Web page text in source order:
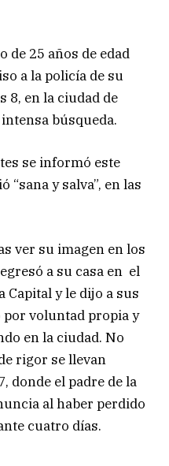
de 25 años de edad
a la policía de su
8, en la ciudad de
búsqueda.
se informó este
“sana y salva”, en las
ver su imagen en los
a su casa en el
Capital y le dijo a sus
por voluntad propia y
en la ciudad. No
rigor se llevan
donde el padre de la
al haber perdido
cuatro días.